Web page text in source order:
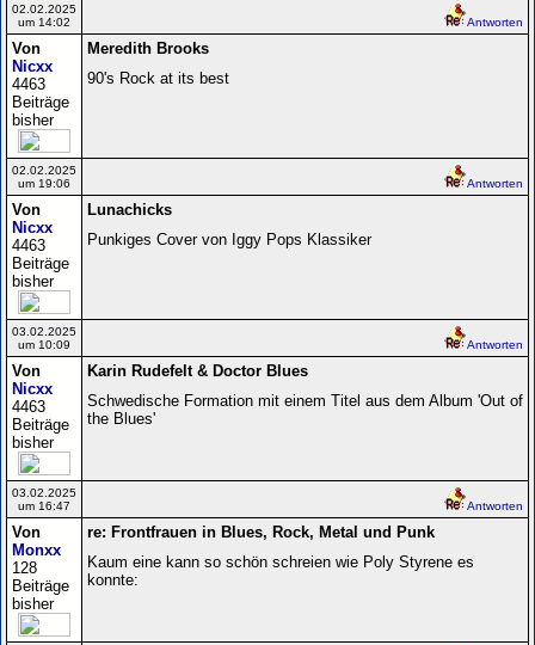
02.02.2025
um 14:02
Antworten
Von
Nicxx
4463
Beiträge
bisher
Meredith Brooks
90's Rock at its best
02.02.2025
um 19:06
Antworten
Von
Nicxx
4463
Beiträge
bisher
Lunachicks
Punkiges Cover von Iggy Pops Klassiker
03.02.2025
um 10:09
Antworten
Von
Nicxx
4463
Beiträge
bisher
Karin Rudefelt & Doctor Blues
Schwedische Formation mit einem Titel aus dem Album 'Out of
the Blues'
03.02.2025
um 16:47
Antworten
Von
Monxx
128
Beiträge
bisher
re: Frontfrauen in Blues, Rock, Metal und Punk
Kaum eine kann so schön schreien wie Poly Styrene es
konnte: